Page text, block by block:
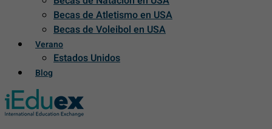
Becas de Atletismo en USA
Becas de Voleibol en USA
Verano
Estados Unidos
Blog